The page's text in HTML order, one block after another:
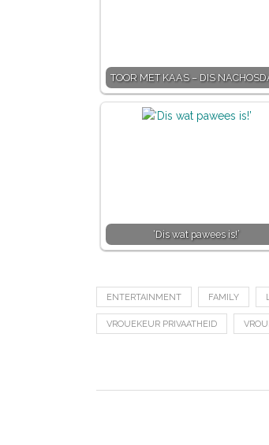
TOOR MET KAAS – DIS
‘Dis wat pawees is!’
ENTERTAINMENT FAMILY
VROUEKEUR PRIVAATHEID